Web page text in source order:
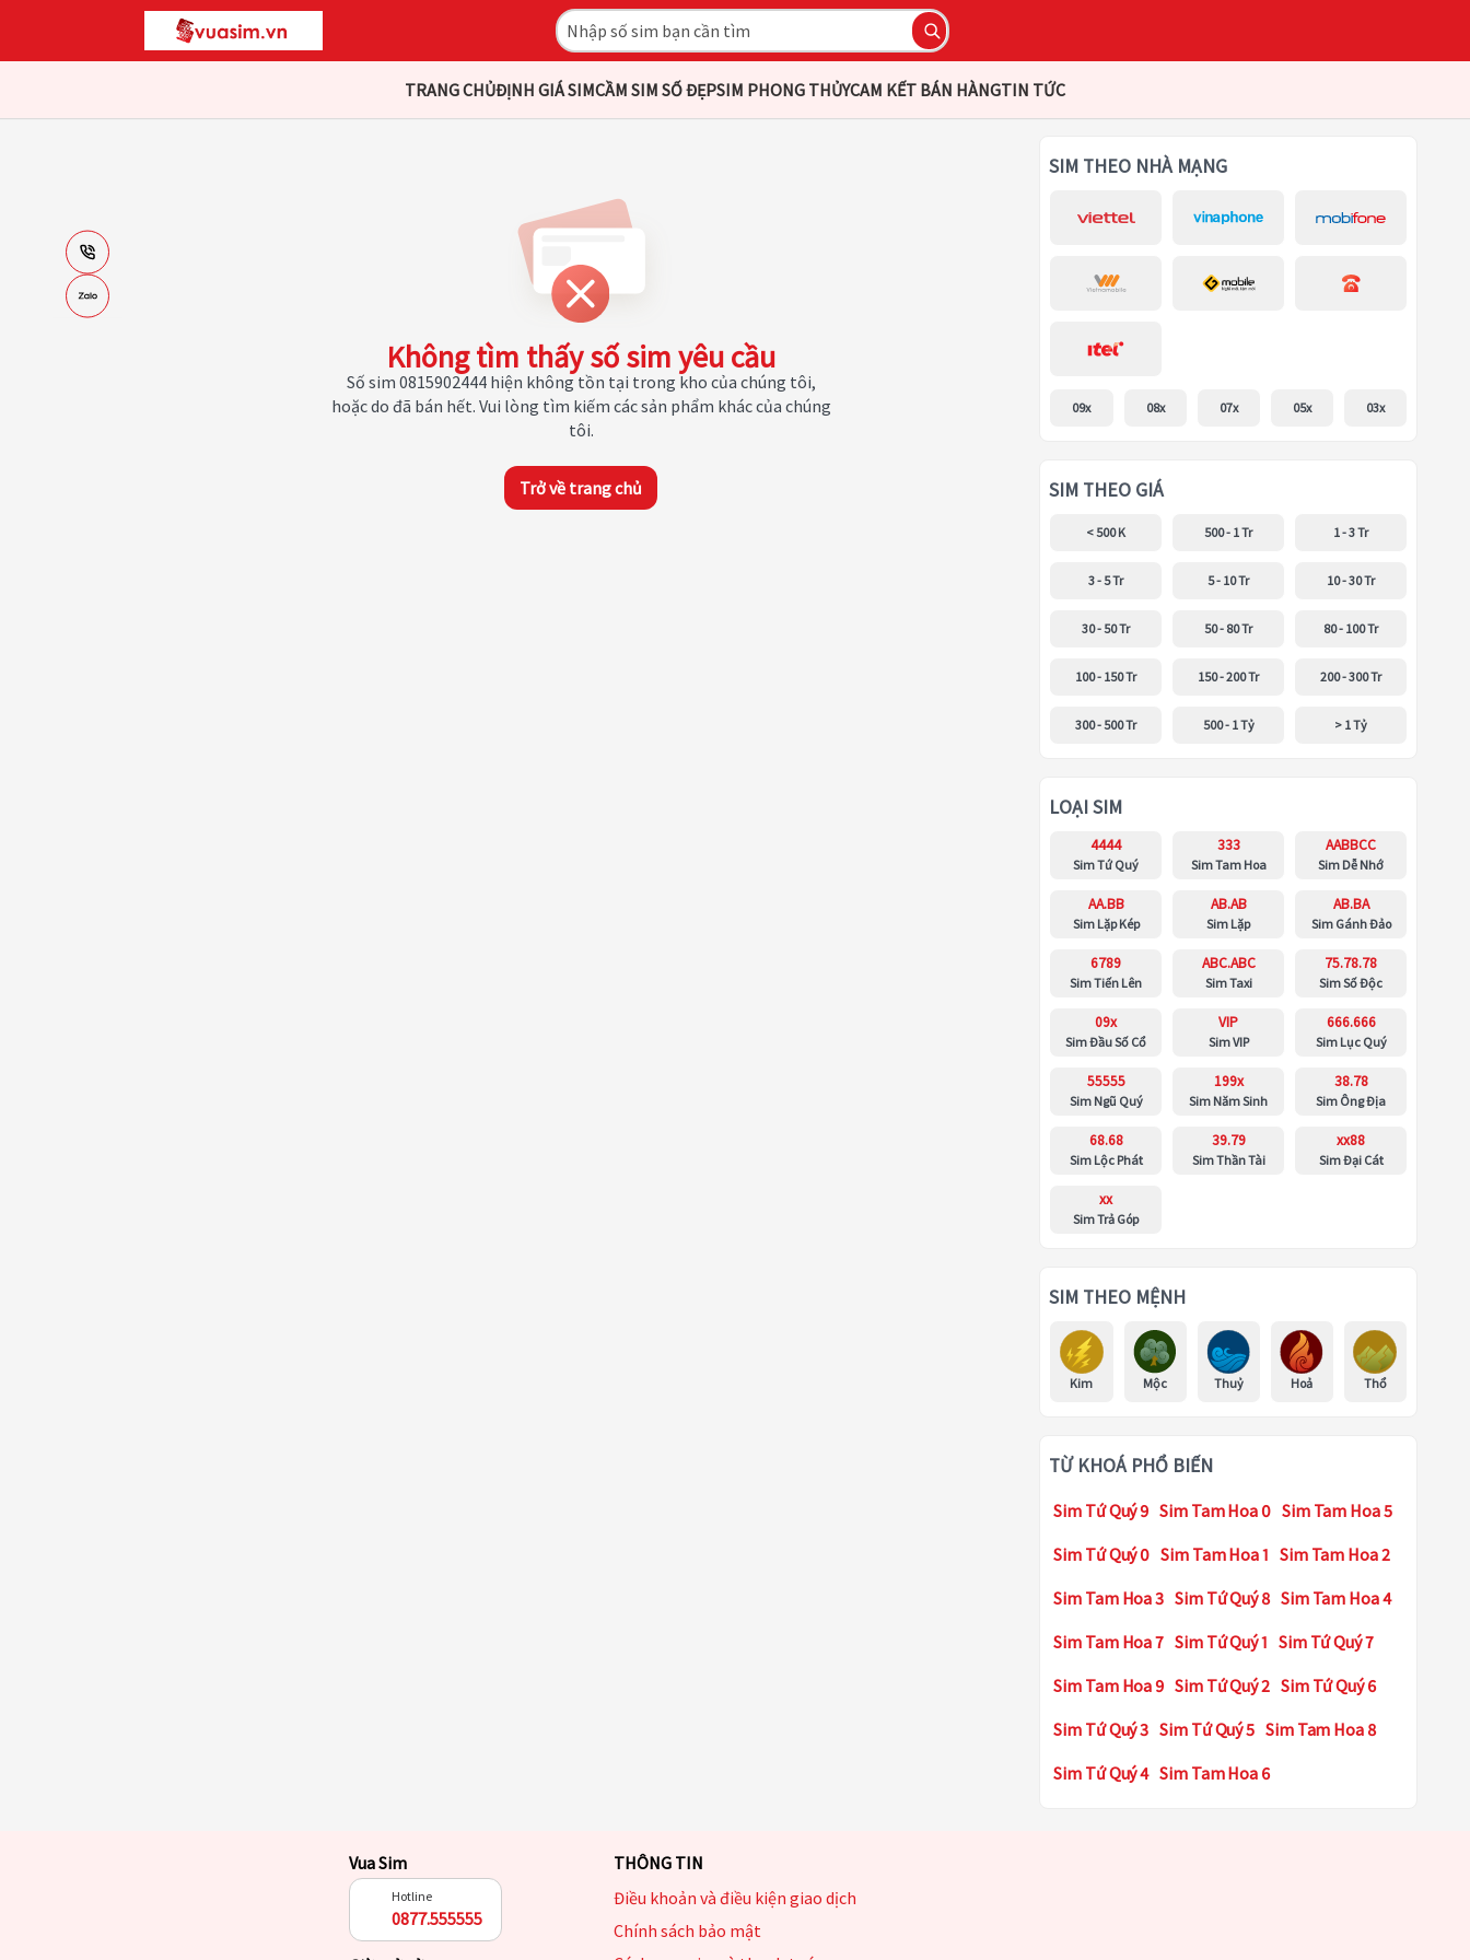
TRANG CHỦĐỊNH GIÁ SIMCẦM SIM SỐ ĐẸPSIM PHONG THỦYCAM KẾT BÁN HÀNGTIN TỨC
Không tìm thấy số sim yêu cầu
Số sim 0815902444 hiện không tồn tại trong kho của chúng tôi,
hoặc do đã bán hết. Vui lòng tìm kiếm các sản phẩm khác của chúng
tôi.
Trở về trang chủ
SIM THEO NHÀ MẠNG
09x 08x 07x 05x 03x
SIM THEO GIÁ
< 500 K 500 - 1 Tr 1 - 3 Tr
3 - 5 Tr 5 - 10 Tr 10 - 30 Tr
30 - 50 Tr 50 - 80 Tr 80 - 100 Tr
100 - 150 Tr 150 - 200 Tr 200 - 300 Tr
300 - 500 Tr 500 - 1 Tỷ > 1 Tỷ
LOẠI SIM
4444
Sim Tứ Quý
333
Sim Tam Hoa
AABBCC
Sim Dễ Nhớ
AA.BB
Sim Lặp Kép
AB.AB
Sim Lặp
AB.BA
Sim Gánh Đảo
6789
Sim Tiến Lên
ABC.ABC
Sim Taxi
75.78.78
Sim Số Độc
09x
Sim Đầu Số Cổ
VIP
Sim VIP
666.666
Sim Lục Quý
55555
Sim Ngũ Quý
199x
Sim Năm Sinh
38.78
Sim Ông Địa
68.68
Sim Lộc Phát
39.79
Sim Thần Tài
xx88
Sim Đại Cát
xx
Sim Trả Góp
SIM THEO MỆNH
Kim Mộc Thuỷ Hoả Thổ
TỪ KHOÁ PHỔ BIẾN
Sim Tứ Quý 9 Sim Tam Hoa 0 Sim Tam Hoa 5
Sim Tứ Quý 0 Sim Tam Hoa 1 Sim Tam Hoa 2
Sim Tam Hoa 3 Sim Tứ Quý 8 Sim Tam Hoa 4
Sim Tam Hoa 7 Sim Tứ Quý 1 Sim Tứ Quý 7
Sim Tam Hoa 9 Sim Tứ Quý 2 Sim Tứ Quý 6
Sim Tứ Quý 3 Sim Tứ Quý 5 Sim Tam Hoa 8
Sim Tứ Quý 4 Sim Tam Hoa 6
Vua Sim
Hotline
0877.555555
THÔNG TIN
Điều khoản và điều kiện giao dịch
Chính sách bảo mật